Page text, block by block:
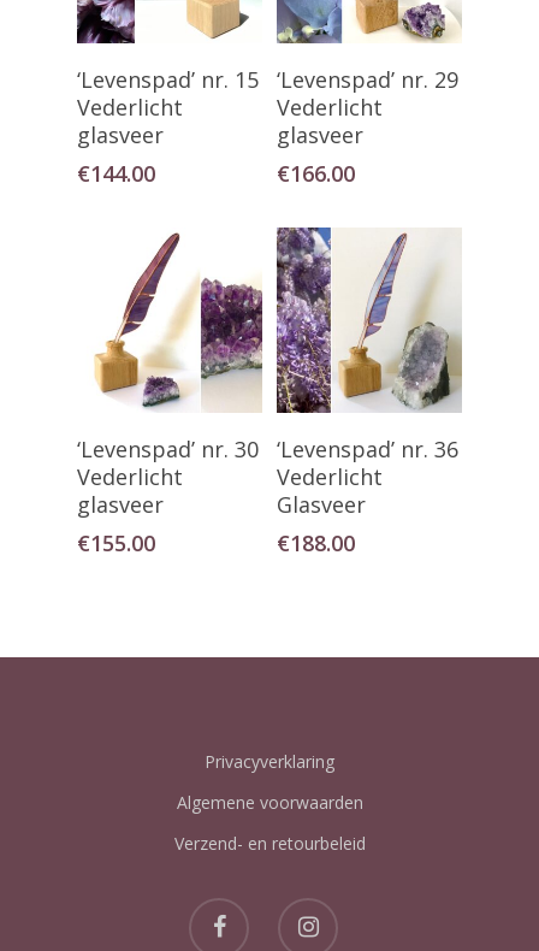
Toevoegen Aan
Winkelwagen
‘Levenspad’ nr. 15
Vederlicht
glasveer
€144.00
Toevoegen Aan
Winkelwagen
‘Levenspad’ nr. 29
Vederlicht
glasveer
€166.00
Toevoegen Aan
Winkelwagen
‘Levenspad’ nr. 30
Vederlicht
glasveer
€155.00
Toevoegen Aan
Winkelwagen
‘Levenspad’ nr. 36
Vederlicht
Glasveer
€188.00
Privacyverklaring
Algemene voorwaarden
Verzend- en retourbeleid